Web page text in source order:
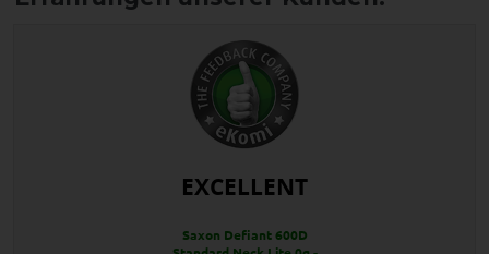
EXCELLENT
Saxon Defiant 600D